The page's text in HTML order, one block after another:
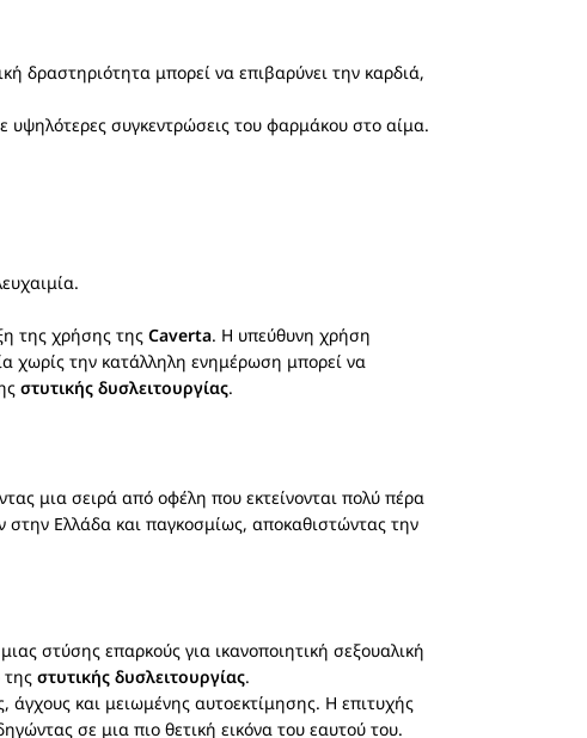
δραστηριότητα μπορεί να επιβαρύνει την καρδιά,
υψηλότερες συγκεντρώσεις του φαρμάκου στο αίμα.
της χρήσης της Caverta. Η υπεύθυνη χρήση
χωρίς την κατάλληλη ενημέρωση μπορεί να
στυτικής δυσλειτουργίας.
μια σειρά από οφέλη που εκτείνονται πολύ πέρα
στην Ελλάδα και παγκοσμίως, αποκαθιστώντας την
στύσης επαρκούς για ικανοποιητική σεξουαλική
στυτικής δυσλειτουργίας.
και μειωμένης αυτοεκτίμησης. Η επιτυχής
σε μια πιο θετική εικόνα του εαυτού του.